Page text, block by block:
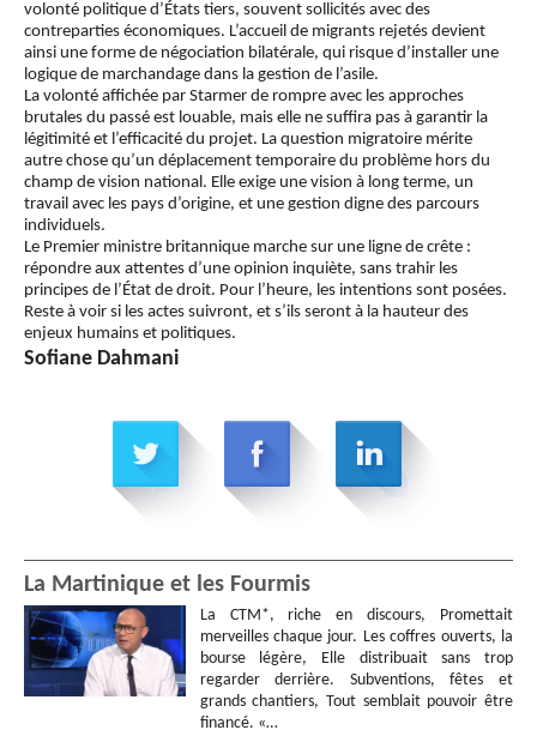
volonté politique d’États tiers, souvent sollicités avec des
contreparties économiques. L’accueil de migrants rejetés devient
ainsi une forme de négociation bilatérale, qui risque d’installer une
logique de marchandage dans la gestion de l’asile.
La volonté affichée par Starmer de rompre avec les approches
brutales du passé est louable, mais elle ne suffira pas à garantir la
légitimité et l’efficacité du projet. La question migratoire mérite
autre chose qu’un déplacement temporaire du problème hors du
champ de vision national. Elle exige une vision à long terme, un
travail avec les pays d’origine, et une gestion digne des parcours
individuels.
Le Premier ministre britannique marche sur une ligne de crête :
répondre aux attentes d’une opinion inquiète, sans trahir les
principes de l’État de droit. Pour l’heure, les intentions sont posées.
Reste à voir si les actes suivront, et s’ils seront à la hauteur des
enjeux humains et politiques.
Sofiane Dahmani
La Martinique et les Fourmis
La CTM*, riche en discours, Promettait
merveilles chaque jour. Les coffres ouverts, la
bourse légère, Elle distribuait sans trop
regarder derrière. Subventions, fêtes et
grands chantiers, Tout semblait pouvoir être
financé. «…